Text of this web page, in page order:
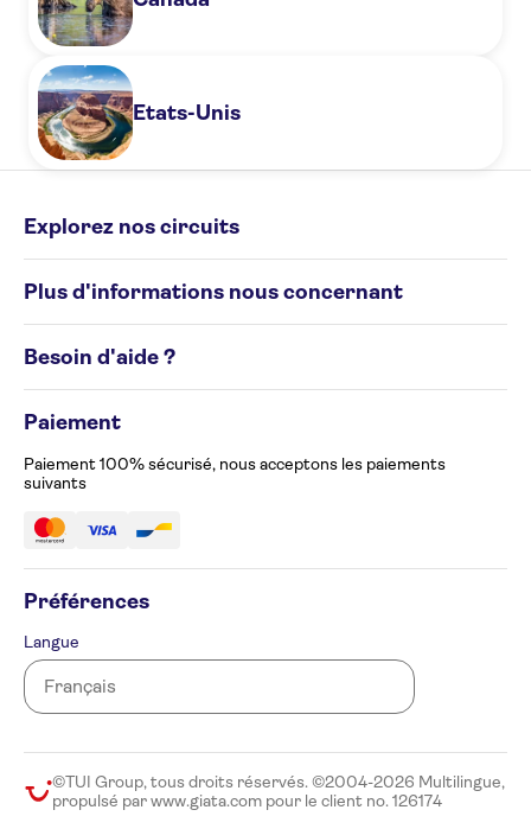
Etats-Unis
Explorez nos circuits
Circuits de groupe
Destinations
Plus d'informations nous concernant
Politique en matière de cookies
Avis de confidentialité
Gérez vos préférences en matière de cookies
Besoin d'aide ?
Formulaire de plainte
Paiement
Paiement 100% sécurisé, nous acceptons les paiements
suivants
Préférences
Langue
©TUI Group, tous droits réservés. ©2004-2026 Multilingue,
propulsé par www.giata.com pour le client no. 126174